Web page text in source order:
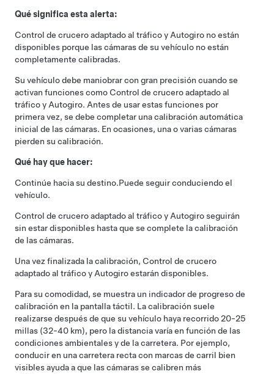
Qué significa esta alerta:
Control de crucero adaptado al tráficoy Autogiro no están
disponibles porque las cámaras de su vehículo no están
completamente calibradas.
Su vehículo debe maniobrar con gran precisión cuando se
activan funciones como Control de crucero adaptado al
tráficoy Autogiro. Antes de usar estas funciones por
primera vez, se debe completar una calibración automática
inicial de las cámaras. En ocasiones, una o varias cámaras
pierden su calibración.
Qué hay que hacer:
Continúe hacia su destino.Puede seguir conduciendo el
vehículo.
Control de crucero adaptado al tráficoy Autogiroseguirán
sin estar disponibles hasta que se complete la calibración
de las cámaras.
Una vez finalizada la calibración, Control de crucero
adaptado al tráficoy Autogiroestarán disponibles.
Para su comodidad, se muestra un indicador de progreso de
calibración en la pantalla táctil. La calibración suele
realizarse después de que su vehículo haya recorrido 20-25
millas (32-40 km), pero la distancia varía en función de las
condiciones ambientales y de la carretera. Por ejemplo,
conducir en una carretera recta con marcas de carril bien
visibles ayuda a que las cámaras se calibren más